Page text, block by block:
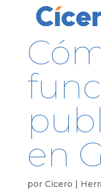
en
por Cicero |